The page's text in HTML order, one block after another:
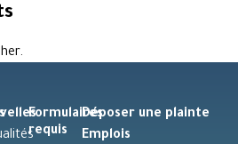
Formulaires
requis
Déposer une plainte
Emplois